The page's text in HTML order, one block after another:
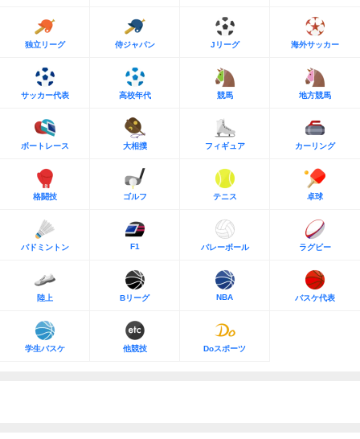
独立リーグ 侍ジャパン Jリーグ 海外サッカー
サッカー代表 高校年代 競馬 地方競馬
ボートレース 大相撲 フィギュア カーリング
格闘技 ゴルフ テニス 卓球
バドミントン F1 バレーボール ラグビー
陸上 Bリーグ NBA バスケ代表
学生バスケ 他競技 Doスポーツ